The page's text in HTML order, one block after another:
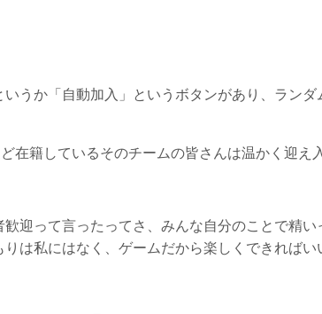
うか「自動加入」というボタンがあり、ラン
籍しているそのチームの皆さんは温かく迎え
迎って言ったってさ、みんな自分のことで精
は私にはなく、ゲームだから楽しくできればい